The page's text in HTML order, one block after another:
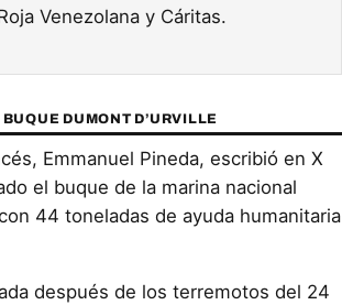
Venezolana y Cáritas.
DUMONT D’URVILLE
Emmanuel Pineda, escribió en X
el buque de la marina nacional
44 toneladas de ayuda humanitaria
después de los terremotos del 24